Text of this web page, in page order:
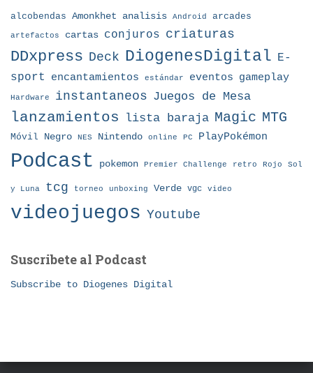
alcobendas Amonkhet analisis Android arcades
artefactos cartas conjuros criaturas
DDxpress Deck DiogenesDigital E-
sport
encantamientos estándar eventos gameplay
Hardware instantaneos Juegos de Mesa
lanzamientos lista baraja Magic MTG
Móvil Negro NES Nintendo online PC PlayPokémon
Podcast pokemon Premier Challenge retro Rojo Sol
y Luna tcg torneo unboxing Verde vgc video
videojuegos Youtube
Suscribete al Podcast
Subscribe to Diogenes Digital